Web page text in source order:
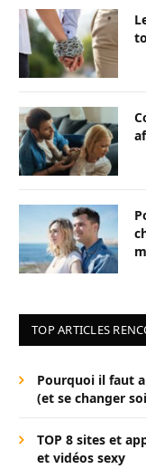
TOP ARTICLES
Pourquoi il faut
(et se changer
TOP 8 sites et
et vidéos sexy